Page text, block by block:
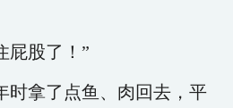
屁股了！”
时拿了点鱼、肉回去，平